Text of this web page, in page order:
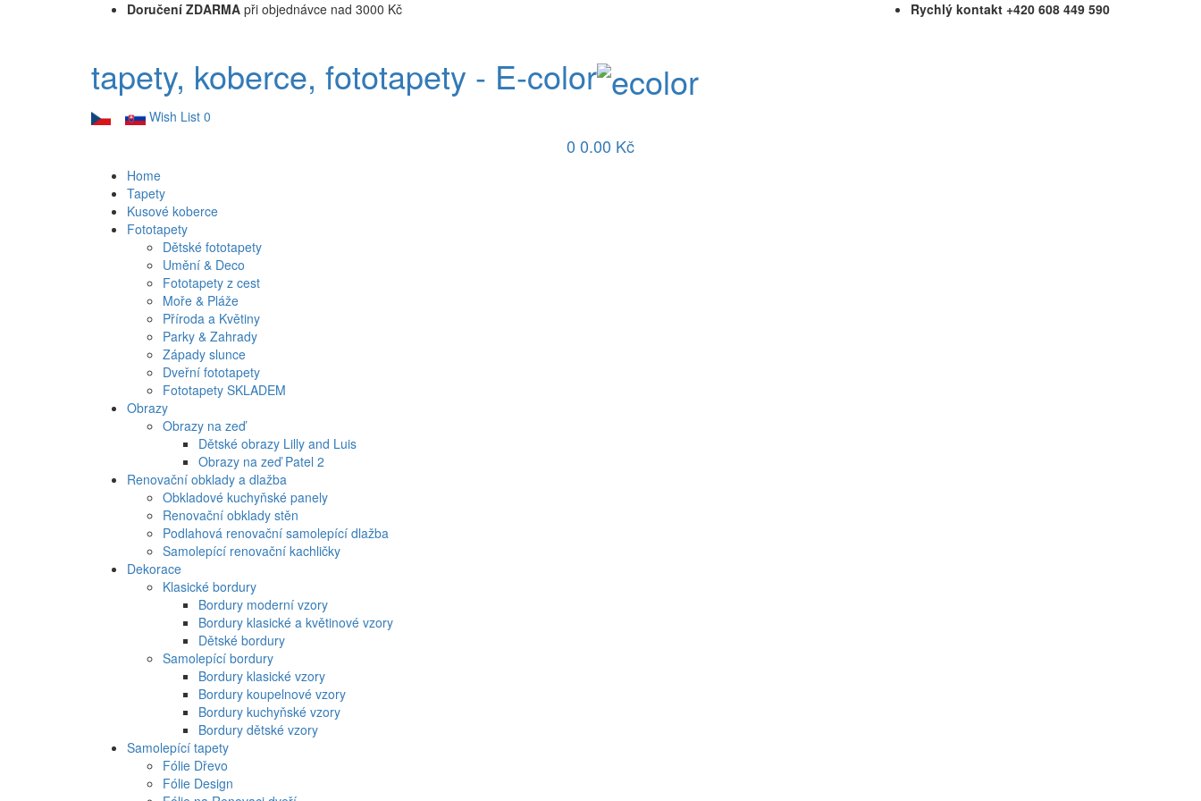
Doručení ZDARMA při objednávce nad 3000 Kč Rychlý kontakt +420 608 449 590
tapety, koberce, fototapety - E-color
Wish List 0
0 0.00 Kč
Home
Tapety
Kusové koberce
Fototapety
Dětské fototapety
Umění & Deco
Fototapety z cest
Moře & Pláže
Příroda a Květiny
Parky & Zahrady
Západy slunce
Dveřní fototapety
Fototapety SKLADEM
Obrazy
Obrazy na zeď
Dětské obrazy Lilly and Luis
Obrazy na zeď Patel 2
Renovační obklady a dlažba
Obkladové kuchyňské panely
Renovační obklady stěn
Podlahová renovační samolepící dlažba
Samolepící renovační kachličky
Dekorace
Klasické bordury
Bordury moderní vzory
Bordury klasické a květinové vzory
Dětské bordury
Samolepící bordury
Bordury klasické vzory
Bordury koupelnové vzory
Bordury kuchyňské vzory
Bordury dětské vzory
Samolepící tapety
Fólie Dřevo
Fólie Design